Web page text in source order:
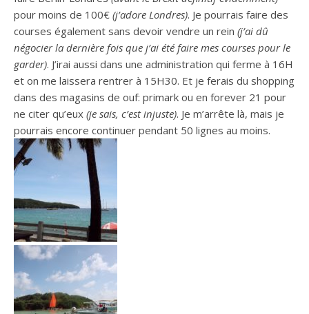
pour moins de 100€ (j’adore Londres). Je pourrais faire des
courses également sans devoir vendre un rein (j’ai dû
négocier la dernière fois que j’ai été faire mes courses pour le
garder). J’irai aussi dans une administration qui ferme à 16H
et on me laissera rentrer à 15H30. Et je ferais du shopping
dans des magasins de ouf: primark ou en forever 21 pour
ne citer qu’eux (je sais, c’est injuste). Je m’arrête là, mais je
pourrais encore continuer pendant 50 lignes au moins.